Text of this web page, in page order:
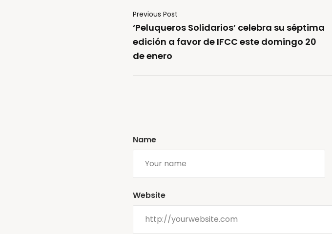
Previous Post
‘Peluqueros Solidarios’ celebra su séptima
edición a favor de IFCC este domingo 20
de enero
Name
Website